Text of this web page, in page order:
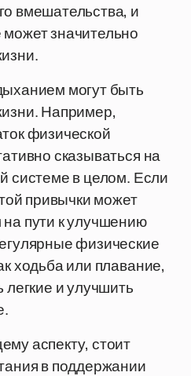
вмешательства, и
значительно
могут быть
Например,
физической
сказываться на
системе в целом. Если
привычки может
пути к улучшению
физические
ходьба или плавание,
легкие и улучшить
аспекту, стоит
в поддержании